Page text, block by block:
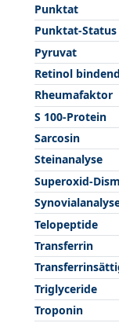
Punktat
Punktat-Status
Pyruvat
Retinol
Rheumafaktor
S 100-Protein
Sarcosin
Steinanalyse
Superoxid-
Telopeptide
Transferrin
Triglyceride
Troponin